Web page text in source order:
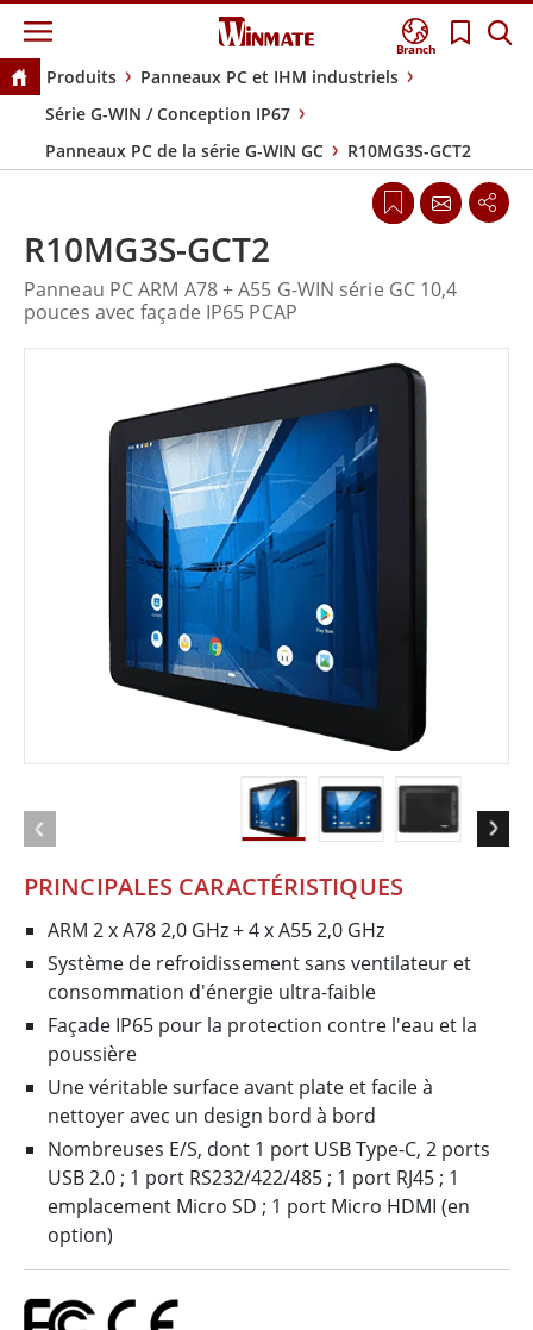
Branch
Produits
Panneaux PC et IHM industriels
Série G-WIN / Conception IP67
Panneaux PC de la série G-WIN GC
R10MG3S-GCT2
PRINCIPALES CARACTÉRISTIQUES
ARM 2 x A78 2,0 GHz + 4 x A55 2,0 GHz
Système de refroidissement sans ventilateur et
consommation d'énergie ultra-faible
Façade IP65 pour la protection contre l'eau et la
poussière
Une véritable surface avant plate et facile à
nettoyer avec un design bord à bord
Nombreuses E/S, dont 1 port USB Type-C, 2 ports
USB 2.0 ; 1 port RS232/422/485 ; 1 port RJ45 ; 1
emplacement Micro SD ; 1 port Micro HDMI (en
option)
R10MG3S-GCT2
Panneau PC ARM A78 + A55 G-WIN série GC 10,4
pouces avec façade IP65 PCAP